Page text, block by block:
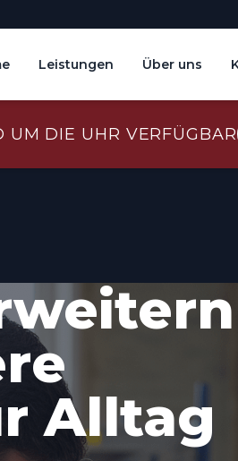
Leistungen Über uns
UM DIE UHR VERFÜGBAR
Alltag